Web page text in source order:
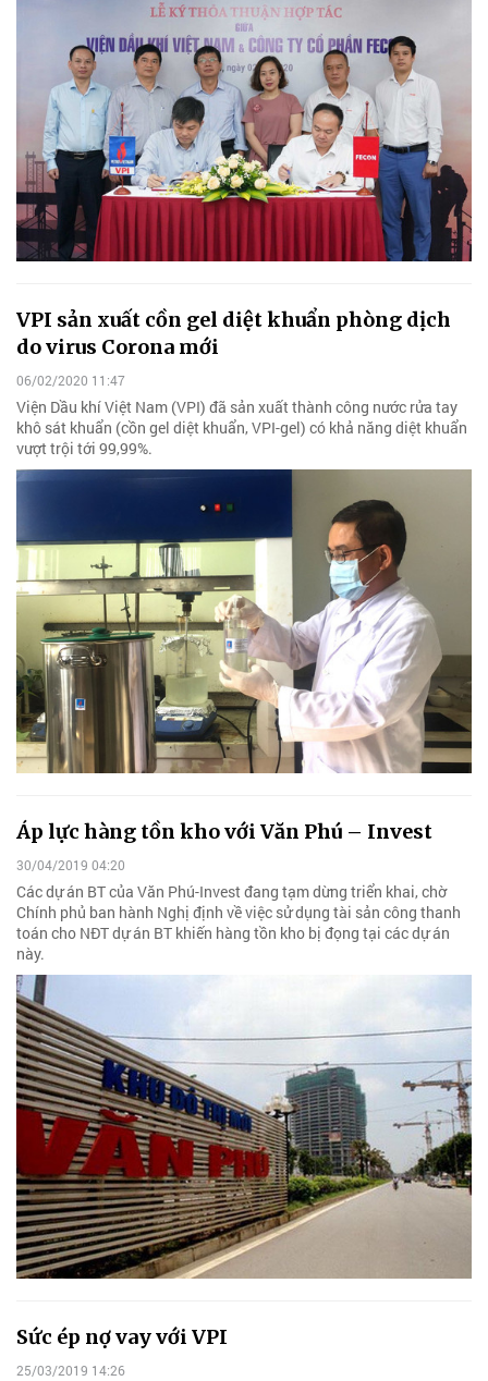
VPI sản xuất cồn gel diệt khuẩn phòng dịch
do virus Corona mới
06/02/2020 11:47
Viện Dầu khí Việt Nam (VPI) đã sản xuất thành công nước rửa tay
khô sát khuẩn (cồn gel diệt khuẩn, VPI-gel) có khả năng diệt khuẩn
vượt trội tới 99,99%.
Áp lực hàng tồn kho với Văn Phú – Invest
30/04/2019 04:20
Các dự án BT của Văn Phú-Invest đang tạm dừng triển khai, chờ
Chính phủ ban hành Nghị định về việc sử dụng tài sản công thanh
toán cho NĐT dự án BT khiến hàng tồn kho bị đọng tại các dự án
này.
Sức ép nợ vay với VPI
25/03/2019 14:26